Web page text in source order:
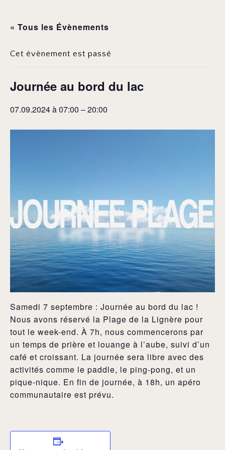
« Tous les Évènements
Cet évènement est passé
Journée au bord du lac
07.09.2024 à 07:00 –20:00
Samedi 7 septembre : Journée au bord du lac !
Nous avons réservé la Plage de la Lignère pour
tout le week-end. À 7h, nous commencerons par
un temps de prière et louange à l’aube, suivi d’un
café et croissant. La journée sera libre avec des
activités comme le paddle, le ping-pong, et un
pique-nique. En fin de journée, à 18h, un apéro
communautaire est prévu.